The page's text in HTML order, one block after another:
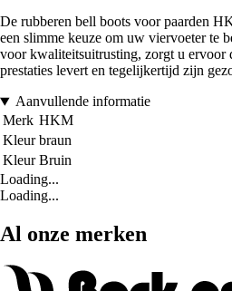
De rubberen bell boots voor paarden
een slimme keuze om uw viervoeter te
voor kwaliteitsuitrusting, zorgt u ervoor
prestaties levert en tegelijkertijd zijn
Aanvullende informatie
Merk HKM
Kleur braun
Kleur Bruin
Loading...
Loading...
Al onze merken